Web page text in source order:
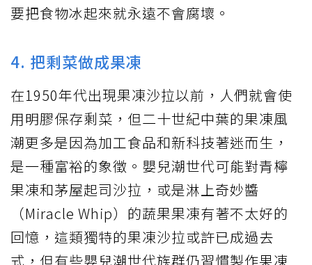
要把食物冰起來就永遠不會腐壞。
4. 把剩菜做成果凍
在1950年代出現果凍沙拉以前，人們就會使
用明膠保存剩菜，但二十世紀中葉的果凍風
潮更多是因為加工食品和新科技著迷而生，
是一種富裕的象徵。嬰兒潮世代可能對青檸
果凍和茅屋起司沙拉，或是淋上奇妙醬
（Miracle Whip）的蔬果果凍有著不太好的
回憶，這類獨特的果凍沙拉或許已成過去
式，但有些嬰兒潮世代族群仍習慣製作果凍